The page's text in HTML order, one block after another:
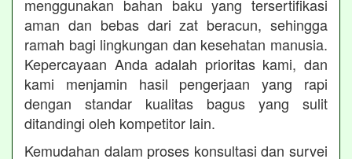
menggunakan bahan baku yang tersertifikasi
aman dan bebas dari zat beracun, sehingga
ramah bagi lingkungan dan kesehatan manusia.
Kepercayaan Anda adalah prioritas kami, dan
kami menjamin hasil pengerjaan yang rapi
dengan standar kualitas bagus yang sulit
ditandingi oleh kompetitor lain.
Kemudahan dalam proses konsultasi dan survei